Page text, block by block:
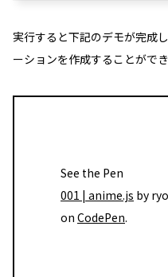
実行すると下記のデモが完成
ーションを作成することがで
See the Pen
001 | anime.js by
on CodePen.